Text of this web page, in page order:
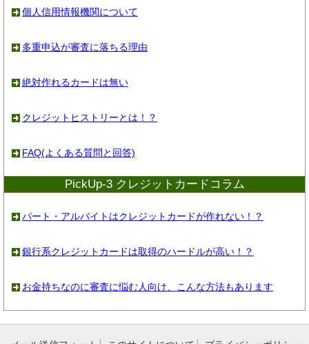
個人信用情報機関について
多重申込が審査に落ちる理由
絶対作れるカードは無い
クレジットヒストリーとは！？
FAQ(よくある質問と回答)
PickUp-3 クレジットカードコラム
パート・アルバイトはクレジットカードが作れない！？
銀行系クレジットカードは取得のハードルが高い！？
お金持ちなのに審査に悩む人向け、こんな方法もあります